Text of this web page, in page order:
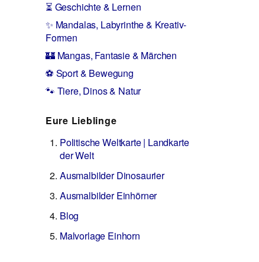
⏳ Geschichte & Lernen
✨ Mandalas, Labyrinthe & Kreativ-
Formen
🏰 Mangas, Fantasie & Märchen
⚽ Sport & Bewegung
🐾 Tiere, Dinos & Natur
Eure Lieblinge
Politische Weltkarte | Landkarte
der Welt
Ausmalbilder Dinosaurier
Ausmalbilder Einhörner
Blog
Malvorlage Einhorn